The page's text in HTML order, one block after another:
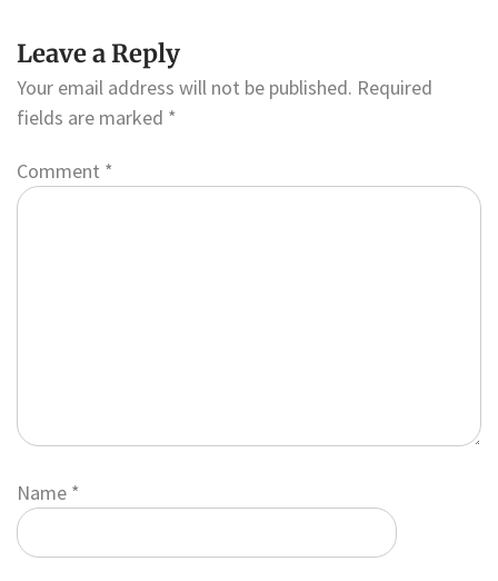
Leave a Reply
Your email address will not be published. Required
fields are marked *
Comment *
Name *